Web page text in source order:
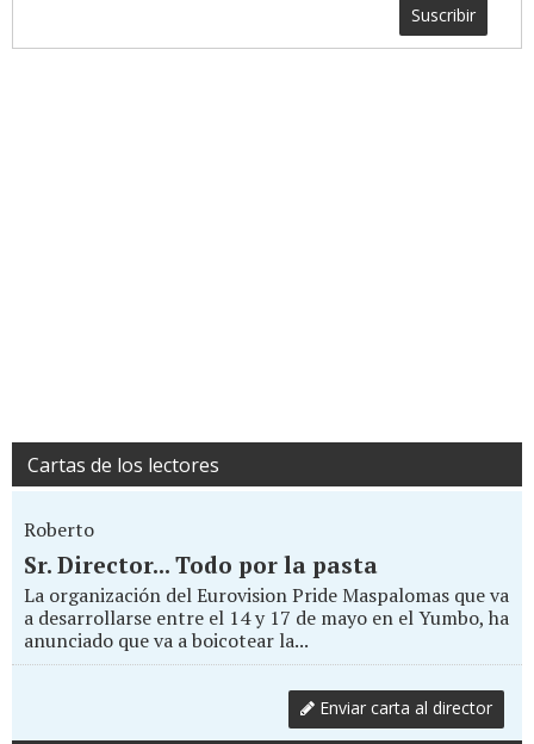
Suscribir
Cartas de los lectores
Roberto
Sr. Director... Todo por la pasta
La organización del Eurovision Pride Maspalomas que va
a desarrollarse entre el 14 y 17 de mayo en el Yumbo, ha
anunciado que va a boicotear la...
Enviar carta al director